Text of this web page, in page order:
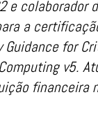
e colaborador
a
Guidance for
v5.
financeira